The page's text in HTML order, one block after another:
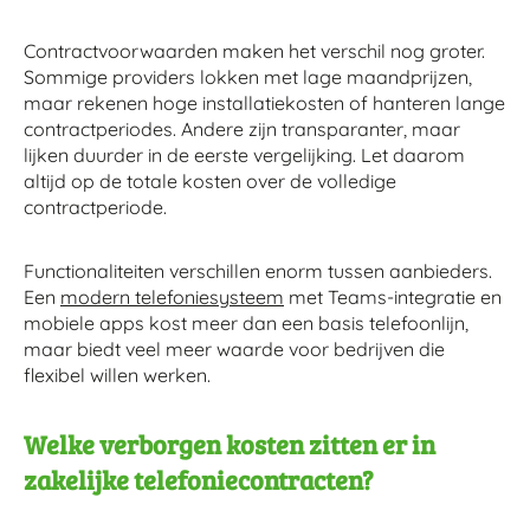
Contractvoorwaarden maken het verschil nog groter.
Sommige providers lokken met lage maandprijzen,
maar rekenen hoge installatiekosten of hanteren lange
contractperiodes. Andere zijn transparanter, maar
lijken duurder in de eerste vergelijking. Let daarom
altijd op de totale kosten over de volledige
contractperiode.
Functionaliteiten verschillen enorm tussen aanbieders.
Een modern telefoniesysteem met Teams-integratie en
mobiele apps kost meer dan een basis telefoonlijn,
maar biedt veel meer waarde voor bedrijven die
flexibel willen werken.
Welke verborgen kosten zitten er in
zakelijke telefoniecontracten?